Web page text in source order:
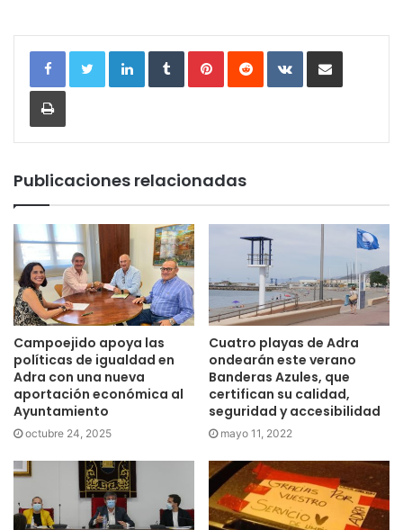
LinkedInTumblrPinterestReddit VKontakteCompartir por correo
Imprimir
Publicaciones relacionadas
Campoejido apoya las
políticas de igualdad en
Adra con una nueva
aportación económica al
Ayuntamiento
octubre 24, 2025
Cuatro playas de Adra
ondearán este verano
Banderas Azules, que
certifican su calidad,
seguridad y accesibilidad
mayo 11, 2022